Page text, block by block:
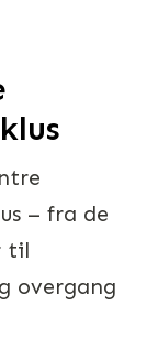
– fra de
til
overgang